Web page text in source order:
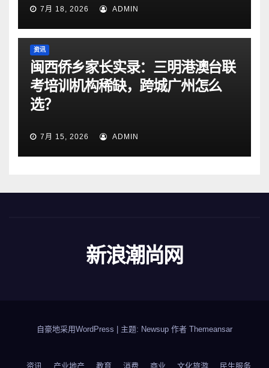
7月 18, 2026 ADMIN
资讯
闽西侨乡家长实录：三明港澳台联
考培训机构稀缺，跨城广州怎么
选？
7月 15, 2026 ADMIN
新浪潮尚网
自豪地采用WordPress 主题: Newsup 作者 Themeansar
资讯 产业地产 教育 消费 商业 文化旅游 民生服务